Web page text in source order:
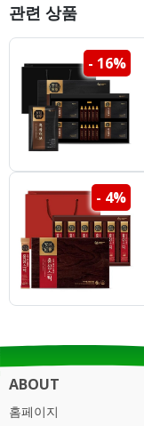
관련 상품
- 16%
- 4%
ABOUT
홈페이지